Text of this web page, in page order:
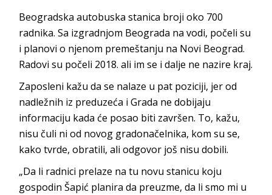
Beogradska autobuska stanica broji oko 700
radnika. Sa izgradnjom Beograda na vodi, počeli su
i planovi o njenom premeštanju na Novi Beograd.
Radovi su počeli 2018. ali im se i dalje ne nazire kraj.
Zaposleni kažu da se nalaze u pat poziciji, jer od
nadležnih iz preduzeća i Grada ne dobijaju
informaciju kada će posao biti završen. To, kažu,
nisu čuli ni od novog gradonačelnika, kom su se,
kako tvrde, obratili, ali odgovor još nisu dobili.
„Da li radnici prelaze na tu novu stanicu koju
gospodin Šapić planira da preuzme, da li smo mi u